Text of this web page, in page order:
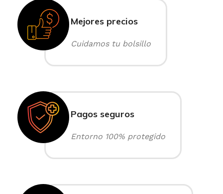
Mejores precios
Cuidamos tu bolsillo
Pagos seguros
Entorno 100% protegido